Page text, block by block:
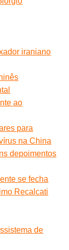
iraniano
ao
para
na China
depoimentos
se fecha
Recalcati
de